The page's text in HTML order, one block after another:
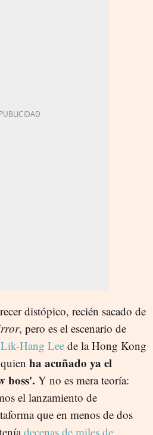
distópico, recién sacado de
, pero es el escenario de
Lik-Hang Lee de la Hong Kong
ha acuñado ya el
boss'. Y no es mera teoría:
el lanzamiento de
que en menos de dos
decenas de miles de